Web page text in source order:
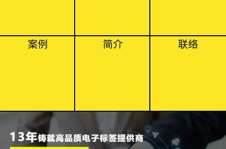
案例 简介 联络